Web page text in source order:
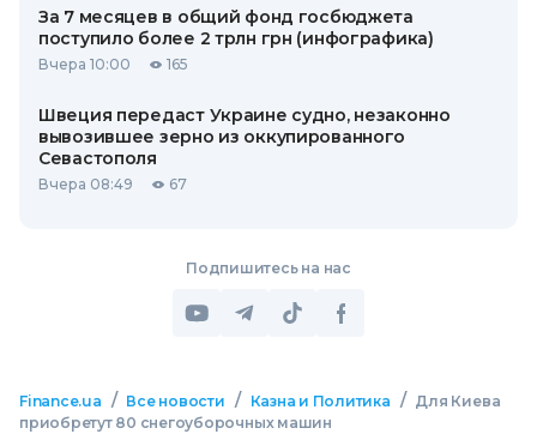
За 7 месяцев в общий фонд госбюджета
поступило более 2 трлн грн (инфографика)
Вчера 10:00 165
Швеция передаст Украине судно, незаконно
вывозившее зерно из оккупированного
Севастополя
Вчера 08:49 67
Подпишитесь на нас
Finance.ua / Все новости / Казна и Политика / Для Киева
приобретут 80 снегоуборочных машин